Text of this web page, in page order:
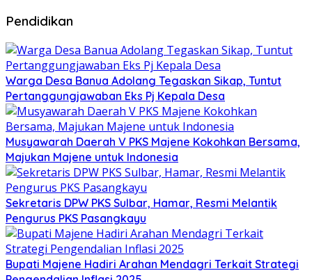
Pendidikan
Warga Desa Banua Adolang Tegaskan Sikap, Tuntut
Pertanggungjawaban Eks Pj Kepala Desa
Musyawarah Daerah V PKS Majene Kokohkan Bersama,
Majukan Majene untuk Indonesia
Sekretaris DPW PKS Sulbar, Hamar, Resmi Melantik
Pengurus PKS Pasangkayu
Bupati Majene Hadiri Arahan Mendagri Terkait Strategi